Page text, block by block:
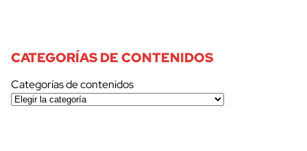
CATEGORÍAS DE CONTENIDOS
Categorías de contenidos